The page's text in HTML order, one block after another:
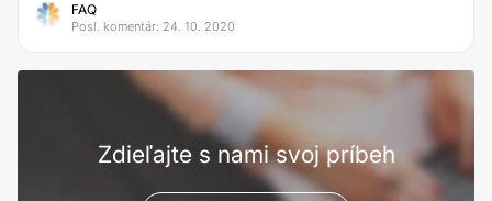
FAQ
Posl. komentár: 24. 10. 2020
Zdieľajte s nami svoj príbeh